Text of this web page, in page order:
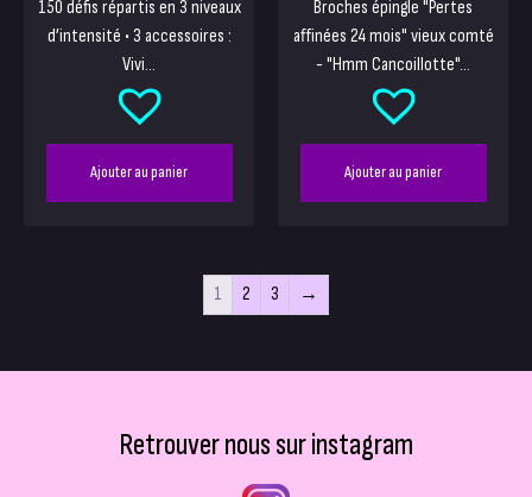
150 défis répartis en 3 niveaux
d’intensité • 3 accessoires :
Vivi...
Ajouter au panier
Broches épingle "Pertes
affinées 24 mois" vieux comté
- "Hmm Cancoillotte"...
Ajouter au panier
1 2 3 →
Retrouver nous sur instagram